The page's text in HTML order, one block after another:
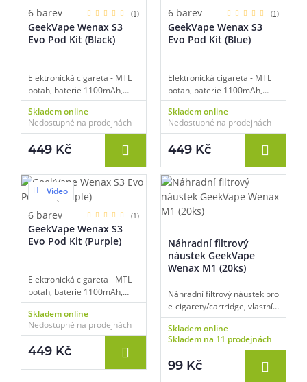
6 barev (1)
GeekVape Wenax S3
Evo Pod Kit (Black)
Elektronická cigareta - MTL
potah, baterie 1100mAh,
objem 2ml, automatické a
manuální spínání, výkon 5-
18W, dobíjení USB-C,
detekce odporu, režim boost,
tlačítka, široký výběr
náustků.
Skladem online
Nedostupné na prodejnách
449 Kč
6 barev (1)
GeekVape Wenax S3
Evo Pod Kit (Blue)
Elektronická cigareta - MTL
potah, baterie 1100mAh,
objem 2ml, automatické a
manuální spínání, výkon 5-
18W, dobíjení USB-C,
detekce odporu, režim boost,
tlačítka, široký výběr
náustků.
Skladem online
Nedostupné na prodejnách
449 Kč
Video
6 barev (1)
GeekVape Wenax S3
Evo Pod Kit (Purple)
Elektronická cigareta - MTL
potah, baterie 1100mAh,
objem 2ml, automatické a
manuální spínání, výkon 5-
18W, dobíjení USB-C,
detekce odporu, režim boost,
Skladem online
Nedostupné na prodejnách
449 Kč
Náhradní filtrový
náustek GeekVape
Wenax M1 (20ks)
Náhradní filtrový náustek pro
e-cigarety/cartridge, vlastní
typ uchycení, pro modelovou
řadu GeekVape Wenax M,
bílá barva, balení 20 ks.
Skladem online
Skladem na 11 prodejnách
99 Kč